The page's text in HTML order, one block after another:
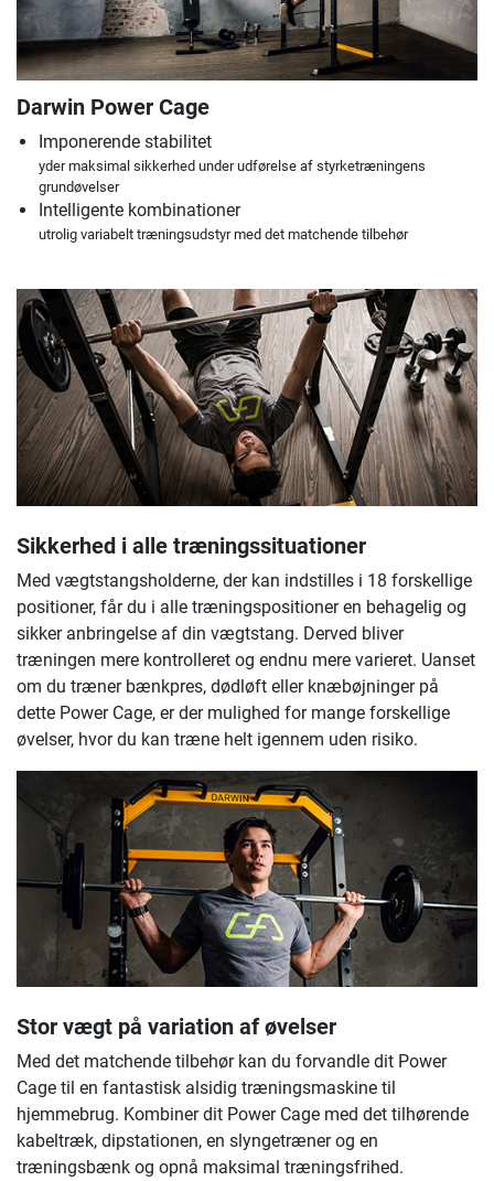
Darwin Power Cage
Imponerende stabilitet
yder maksimal sikkerhed under udførelse af styrketræningens
grundøvelser
Intelligente kombinationer
utrolig variabelt træningsudstyr med det matchende tilbehør
Sikkerhed i alle træningssituationer
Med vægtstangsholderne, der kan indstilles i 18 forskellige
positioner, får du i alle træningspositioner en behagelig og
sikker anbringelse af din vægtstang. Derved bliver
træningen mere kontrolleret og endnu mere varieret. Uanset
om du træner bænkpres, dødløft eller knæbøjninger på
dette Power Cage, er der mulighed for mange forskellige
øvelser, hvor du kan træne helt igennem uden risiko.
Stor vægt på variation af øvelser
Med det matchende tilbehør kan du forvandle dit Power
Cage til en fantastisk alsidig træningsmaskine til
hjemmebrug. Kombiner dit Power Cage med det tilhørende
kabeltræk, dipstationen, en slyngetræner og en
træningsbænk og opnå maksimal træningsfrihed.